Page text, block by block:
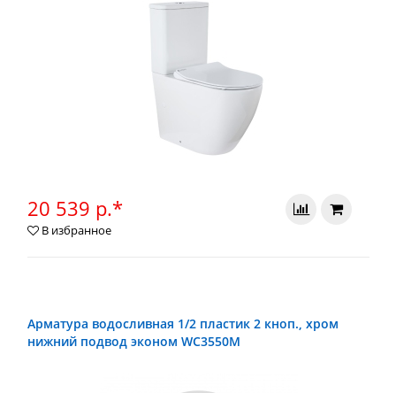
20 539 р.*
В избранное
Арматура водосливная 1/2 пластик 2 кноп., хром
нижний подвод эконом WC3550M